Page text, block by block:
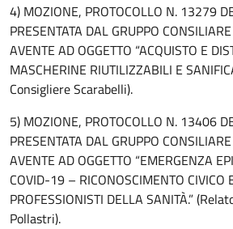
4) MOZIONE, PROTOCOLLO N. 13279
PRESENTATA DAL GRUPPO
AVENTE AD OGGETTO “ACQUISTO E
MASCHERINE RIUTILIZZABILI E
Consigliere Scarabelli).
5) MOZIONE, PROTOCOLLO N. 13406
PRESENTATA DAL GRUPPO
AVENTE AD OGGETTO “EMERGENZA
COVID-19 – RICONOSCIMENTO CIVICO
PROFESSIONISTI DELLA SANITÀ.”
Pollastri).